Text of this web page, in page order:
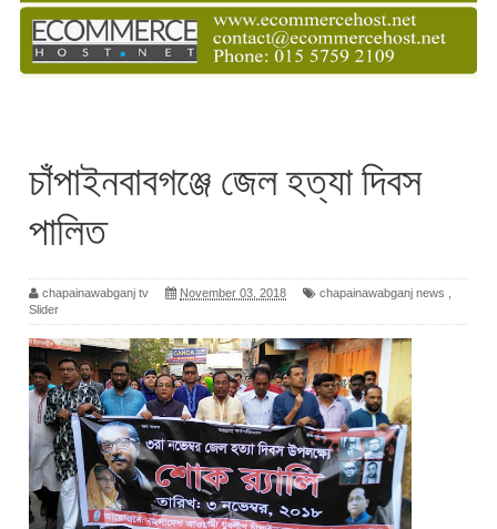
চাঁপাইনবাবগঞ্জে জেল হত্যা দিবস
পালিত
chapainawabganj tv November 03, 2018 chapainawabganj news
Slider